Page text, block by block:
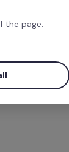
the page.